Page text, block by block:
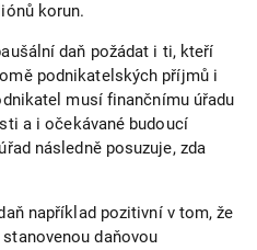
korun.
daň požádat i ti, kteří
podnikatelských příjmů i
musí finančnímu úřadu
a i očekávané budoucí
následně posuzuje, zda
například pozitivní v tom, že
daňovou